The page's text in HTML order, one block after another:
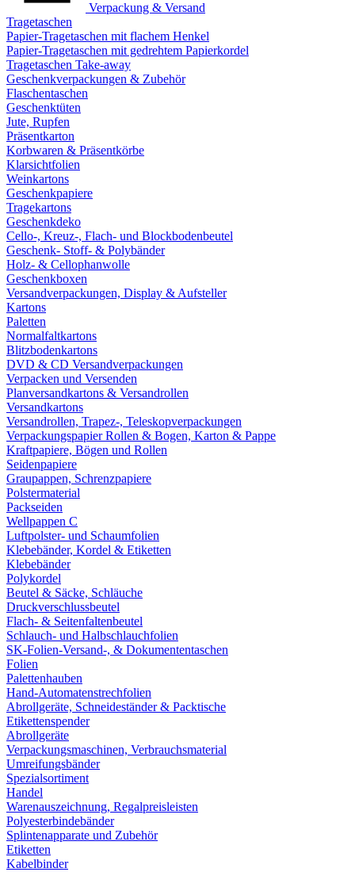
Verpackung & Versand
Tragetaschen
Papier-Tragetaschen mit flachem Henkel
Papier-Tragetaschen mit gedrehtem Papierkordel
Tragetaschen Take-away
Geschenkverpackungen & Zubehör
Flaschentaschen
Geschenktüten
Jute, Rupfen
Präsentkarton
Korbwaren & Präsentkörbe
Klarsichtfolien
Weinkartons
Geschenkpapiere
Tragekartons
Geschenkdeko
Cello-, Kreuz-, Flach- und Blockbodenbeutel
Geschenk- Stoff- & Polybänder
Holz- & Cellophanwolle
Geschenkboxen
Versandverpackungen, Display & Aufsteller
Kartons
Paletten
Normalfaltkartons
Blitzbodenkartons
DVD & CD Versandverpackungen
Verpacken und Versenden
Planversandkartons & Versandrollen
Versandkartons
Versandrollen, Trapez-, Teleskopverpackungen
Verpackungspapier Rollen & Bogen, Karton & Pappe
Kraftpapiere, Bögen und Rollen
Seidenpapiere
Graupappen, Schrenzpapiere
Polstermaterial
Packseiden
Wellpappen C
Luftpolster- und Schaumfolien
Klebebänder, Kordel & Etiketten
Klebebänder
Polykordel
Beutel & Säcke, Schläuche
Druckverschlussbeutel
Flach- & Seitenfaltenbeutel
Schlauch- und Halbschlauchfolien
SK-Folien-Versand-, & Dokumententaschen
Folien
Palettenhauben
Hand-Automatenstrechfolien
Abrollgeräte, Schneideständer & Packtische
Etikettenspender
Abrollgeräte
Verpackungsmaschinen, Verbrauchsmaterial
Umreifungsbänder
Spezialsortiment
Handel
Warenauszeichnung, Regalpreisleisten
Polyesterbindebänder
Splintenapparate und Zubehör
Etiketten
Kabelbinder